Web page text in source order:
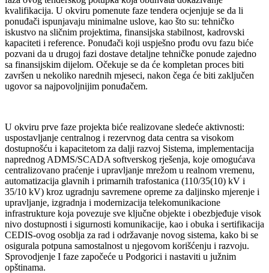
kvalifikacija. U okviru pomenute faze tendera ocjenjuje se da li
ponuđači ispunjavaju minimalne uslove, kao što su: tehničko
iskustvo na sličnim projektima, finansijska stabilnost, kadrovski
kapaciteti i reference. Ponuđači koji uspješno prođu ovu fazu biće
pozvani da u drugoj fazi dostave detaljne tehničke ponude zajedno
sa finansijskim dijelom. Očekuje se da će kompletan proces biti
završen u nekoliko narednih mjeseci, nakon čega će biti zaključen
ugovor sa najpovoljnijim ponuđačem.
U okviru prve faze projekta biće realizovane sledeće aktivnosti:
uspostavljanje centralnog i rezervnog data centra sa visokom
dostupnošću i kapacitetom za dalji razvoj Sistema, implementacija
naprednog ADMS/SCADA softverskog rješenja, koje omogućava
centralizovano praćenje i upravljanje mrežom u realnom vremenu,
automatizacija glavnih i primarnih trafostanica (110/35(10) kV i
35/10 kV) kroz ugradnju savremene opreme za daljinsko mjerenje i
upravljanje, izgradnja i modernizacija telekomunikacione
infrastrukture koja povezuje sve ključne objekte i obezbjeđuje visok
nivo dostupnosti i sigurnosti komunikacije, kao i obuka i sertifikacija
CEDIS-ovog osoblja za rad i održavanje novog sistema, kako bi se
osigurala potpuna samostalnost u njegovom korišćenju i razvoju.
Sprovodjenje I faze započeće u Podgorici i nastaviti u južnim
opštinama.